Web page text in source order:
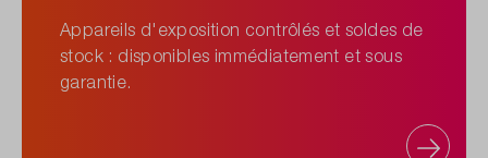
Appareils d'exposition contrôlés et soldes de
stock : disponibles immédiatement et sous
garantie.